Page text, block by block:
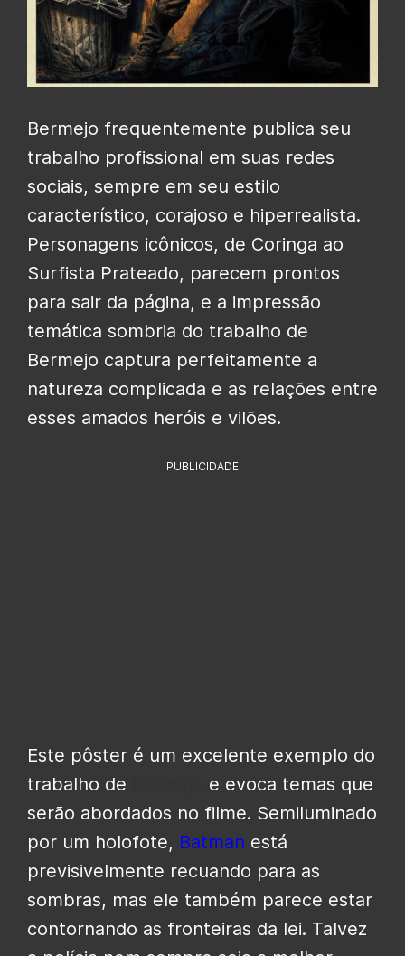
Bermejo frequentemente publica seu
trabalho profissional em suas redes
sociais, sempre em seu estilo
característico, corajoso e hiperrealista.
Personagens icônicos, de Coringa ao
Surfista Prateado, parecem prontos
para sair da página, e a impressão
temática sombria do trabalho de
Bermejo captura perfeitamente a
natureza complicada e as relações entre
esses amados heróis e vilões.
PUBLICIDADE
Este pôster é um excelente exemplo do
trabalho de
e evoca temas que
serão abordados no filme. Semiluminado
por um holofote, Batman está
previsivelmente recuando para as
sombras, mas ele também parece estar
contornando as fronteiras da lei. Talvez